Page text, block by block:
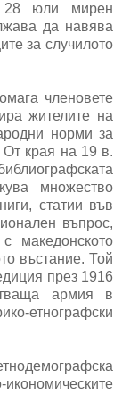
28 юли мирен
да навява
за случилото
членовете
жителите на
норми за
края на 19 в.
множество
статии във
въпрос,
македонското
въстание. Той
през 1916
армия в
етнографски